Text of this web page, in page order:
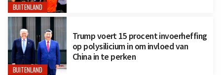
BUITENLAND
BUITENLAND
Trump voert 15 procent invoerheffing
op polysilicium in om invloed van
China in te perken